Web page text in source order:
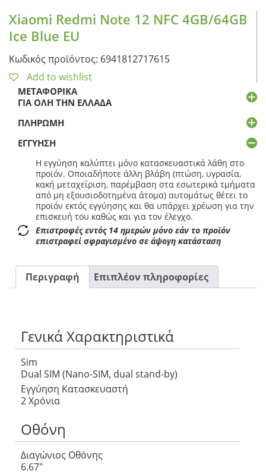
Xiaomi Redmi Note 12 NFC 4GB/64GB
Ice Blue EU
Κωδικός προϊόντος: 6941812717615
Add to wishlist
ΜΕΤΑΦΟΡΙΚΆ
ΓΙΑ ΌΛΗ ΤΗΝ ΕΛΛΆΔΑ
ΠΛΗΡΩΜΉ
ΕΓΓΎΗΣΗ
Η εγγύηση καλύπτει μόνο κατασκευαστικά λάθη στο
προϊόν. Οποιαδήποτε άλλη βλάβη (πτώση, υγρασία,
κακή μεταχείριση, παρέμβαση στα εσωτερικά τμήματα
από μη εξουσιοδοτημένα άτομα) αυτομάτως θέτει το
προϊόν εκτός εγγύησης και θα υπάρχει χρέωση για την
επισκευή του καθώς και για τον έλεγχο.
Επιστροφές εντός 14 ημερών μόνο εάν το προϊόν
επιστραφεί σφραγισμένο σε άψογη κατάσταση
Περιγραφή Επιπλέον πληροφορίες
Γενικά Χαρακτηριστικά
Sim
Dual SIM (Nano-SIM, dual stand-by)
Εγγύηση Κατασκευαστή
2 Χρόνια
Οθόνη
Διαγώνιος Οθόνης
6.67″